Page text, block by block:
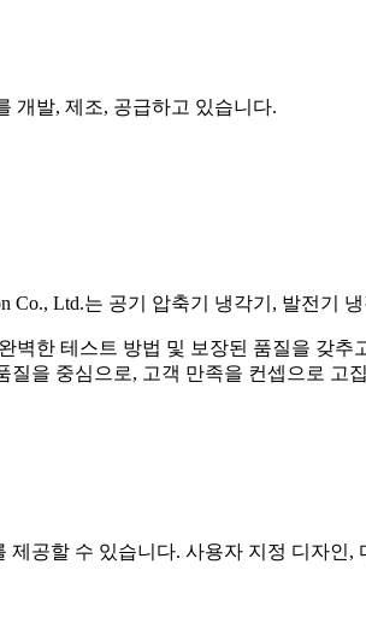
개발, 제조, 공급하고 있습니다.
Co., Ltd.는 공기 압축기 냉각기, 발전
벽한 테스트 방법 및 보장된 품질을 갖
을 중심으로, 고객 만족을 컨셉으로 고
제공할 수 있습니다. 사용자 지정 디자